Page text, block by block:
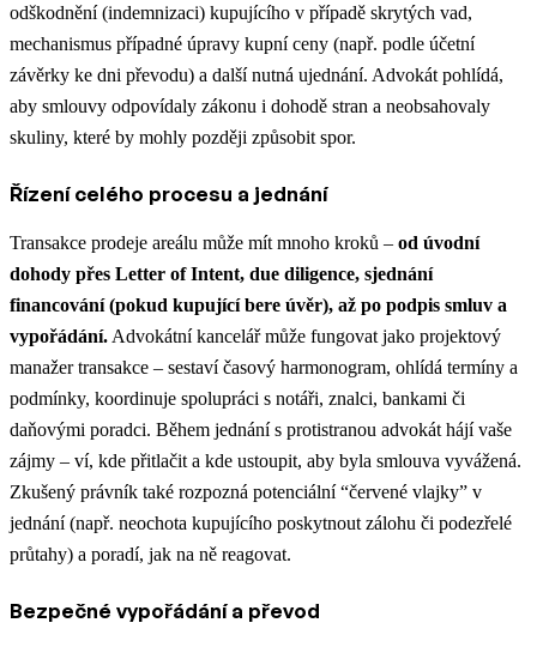
odškodnění (indemnizaci) kupujícího v případě skrytých vad,
mechanismus případné úpravy kupní ceny (např. podle účetní
závěrky ke dni převodu) a další nutná ujednání. Advokát pohlídá,
aby smlouvy odpovídaly zákonu i dohodě stran a neobsahovaly
skuliny, které by mohly později způsobit spor.
Řízení celého procesu a jednání
Transakce prodeje areálu může mít mnoho kroků – od úvodní
dohody přes Letter of Intent, due diligence, sjednání
financování (pokud kupující bere úvěr), až po podpis smluv a
vypořádání. Advokátní kancelář může fungovat jako projektový
manažer transakce – sestaví časový harmonogram, ohlídá termíny a
podmínky, koordinuje spolupráci s notáři, znalci, bankami či
daňovými poradci. Během jednání s protistranou advokát hájí vaše
zájmy – ví, kde přitlačit a kde ustoupit, aby byla smlouva vyvážená.
Zkušený právník také rozpozná potenciální “červené vlajky” v
jednání (např. neochota kupujícího poskytnout zálohu či podezřelé
průtahy) a poradí, jak na ně reagovat.
Bezpečné vypořádání a převod